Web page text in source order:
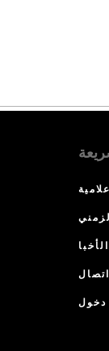
الأخبا
اتصال
دخول